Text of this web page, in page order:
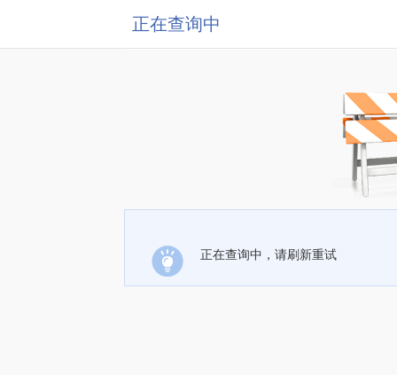
正在查询中
正在查询中，请刷新重试